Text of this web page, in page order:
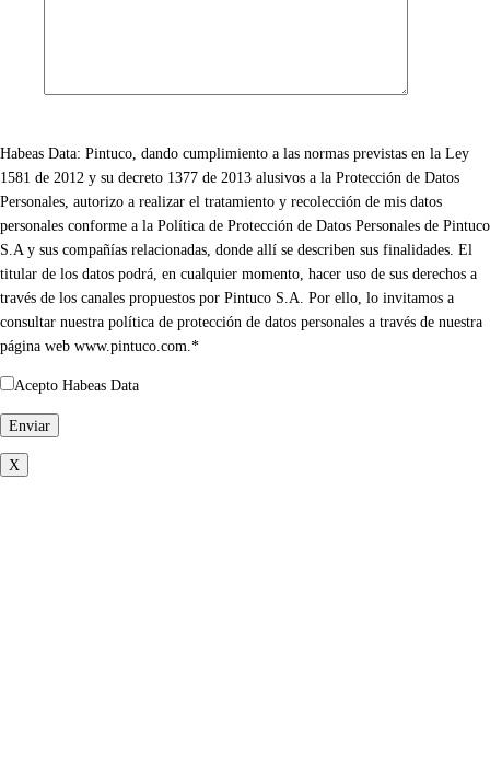
Habeas Data: Pintuco, dando cumplimiento a las normas previstas en la Ley
1581 de 2012 y su decreto 1377 de 2013 alusivos a la Protección de Datos
Personales, autorizo a realizar el tratamiento y recolección de mis datos
personales conforme a la Política de Protección de Datos Personales de Pintuco
S.A y sus compañías relacionadas, donde allí se describen sus finalidades. El
titular de los datos podrá, en cualquier momento, hacer uso de sus derechos a
través de los canales propuestos por Pintuco S.A. Por ello, lo invitamos a
consultar nuestra política de protección de datos personales a través de nuestra
página web www.pintuco.com.*
Acepto Habeas Data
X